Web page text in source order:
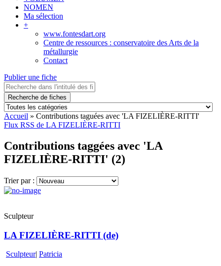
NOMEN
Ma sélection
+
www.fontesdart.org
Centre de ressources : conservatoire des Arts de la
métallurgie
Contact
Publier une fiche
Recherche de fiches
Accueil » Contributions taguées avec 'LA FIZELIÈRE-RITTI'
Flux RSS de LA FIZELIÈRE-RITTI
Contributions taggées avec 'LA
FIZELIÈRE-RITTI' (2)
Trier par :
Sculpteur
LA FIZELIÈRE-RITTI (de)
Sculpteur| Patricia